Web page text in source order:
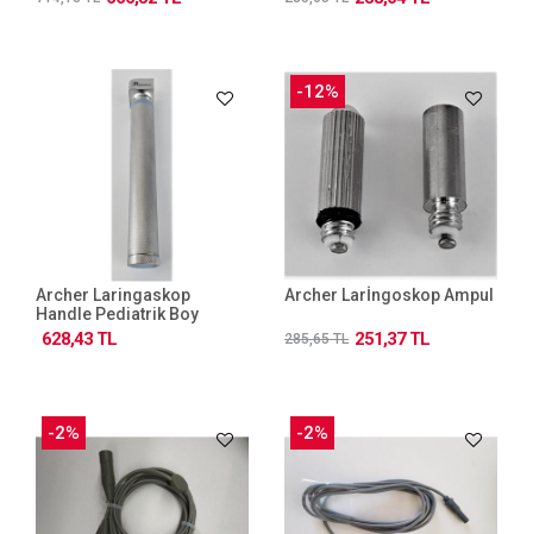
Archer Laringaskop
Handle Pediatrik Boy
628,43 TL
-12%
Archer Larİngoskop Ampul
251,37 TL
285,65 TL
-2% -2%